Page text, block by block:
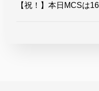
【祝！】本日MCSは